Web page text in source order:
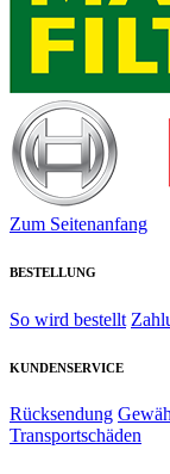
Zum Seitenanfang
BESTELLUNG
So wird bestellt
KUNDENSERVICE
Rücksendung
Transportschäden